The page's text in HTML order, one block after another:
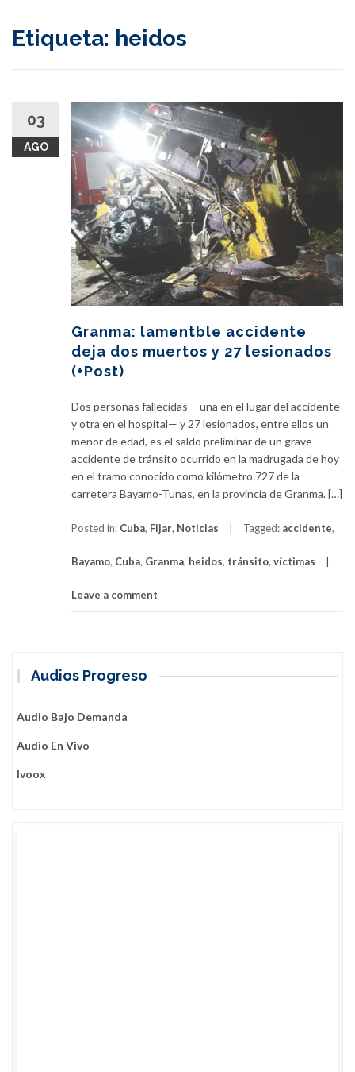
Etiqueta: heidos
03
AGO
Granma: lamentble accidente
deja dos muertos y 27 lesionados
(+Post)
Dos personas fallecidas —una en el lugar del accidente
y otra en el hospital— y 27 lesionados, entre ellos un
menor de edad, es el saldo preliminar de un grave
accidente de tránsito ocurrido en la madrugada de hoy
en el tramo conocido como kilómetro 727 de la
carretera Bayamo-Tunas, en la provincia de Granma. […]
Posted in: Cuba, Fijar, Noticias Tagged: accidente,
Bayamo, Cuba, Granma, heidos, tránsito, víctimas
Leave a comment
Audios Progreso
Audio Bajo Demanda
Audio En Vivo
Ivoox